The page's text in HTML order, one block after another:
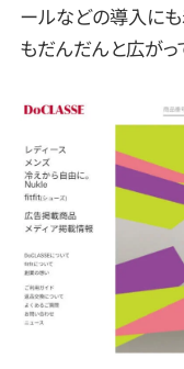
ールなどの導入に
もだんだんと広がっ